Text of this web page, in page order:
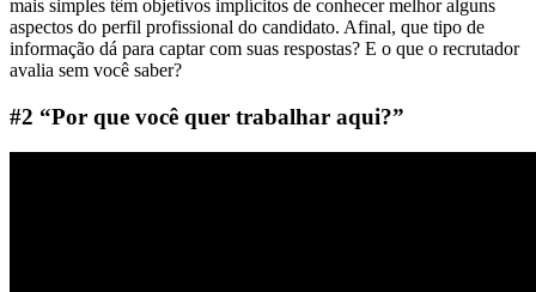
mais simples têm objetivos implícitos de conhecer melhor alguns
aspectos do perfil profissional do candidato. Afinal, que tipo de
informação dá para captar com suas respostas? E o que o recrutador
avalia sem você saber?
#2 “Por que você quer trabalhar aqui?”